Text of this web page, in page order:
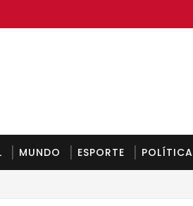
MUNDO ESPORTE POLÍTICA